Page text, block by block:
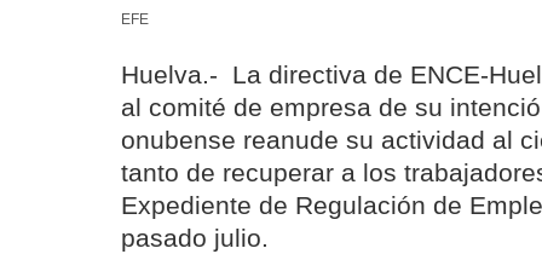
EFE
Huelva.- La directiva de ENCE-
al comité de empresa de su
onubense reanude su actividad al
tanto de recuperar a los
Expediente de Regulación de
pasado julio.